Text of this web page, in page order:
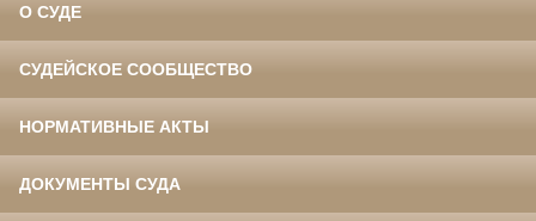
О СУДЕ
СУДЕЙСКОЕ СООБЩЕСТВО
НОРМАТИВНЫЕ АКТЫ
ДОКУМЕНТЫ СУДА